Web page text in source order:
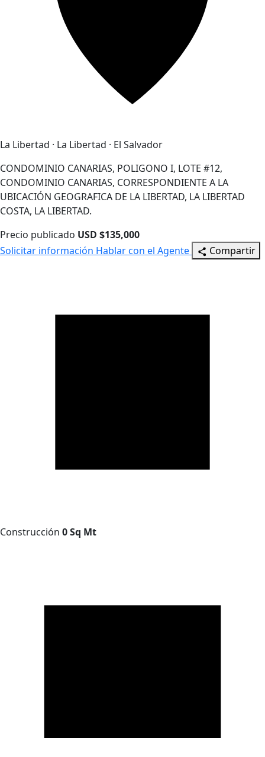
La Libertad · La Libertad · El Salvador
CONDOMINIO CANARIAS, POLIGONO I, LOTE #12,
CONDOMINIO CANARIAS, CORRESPONDIENTE A LA
UBICACIÓN GEOGRAFICA DE LA LIBERTAD, LA LIBERTAD
COSTA, LA LIBERTAD.
Precio publicado USD $135,000
Solicitar información Hablar con el Agente Compartir
Construcción 0 Sq Mt